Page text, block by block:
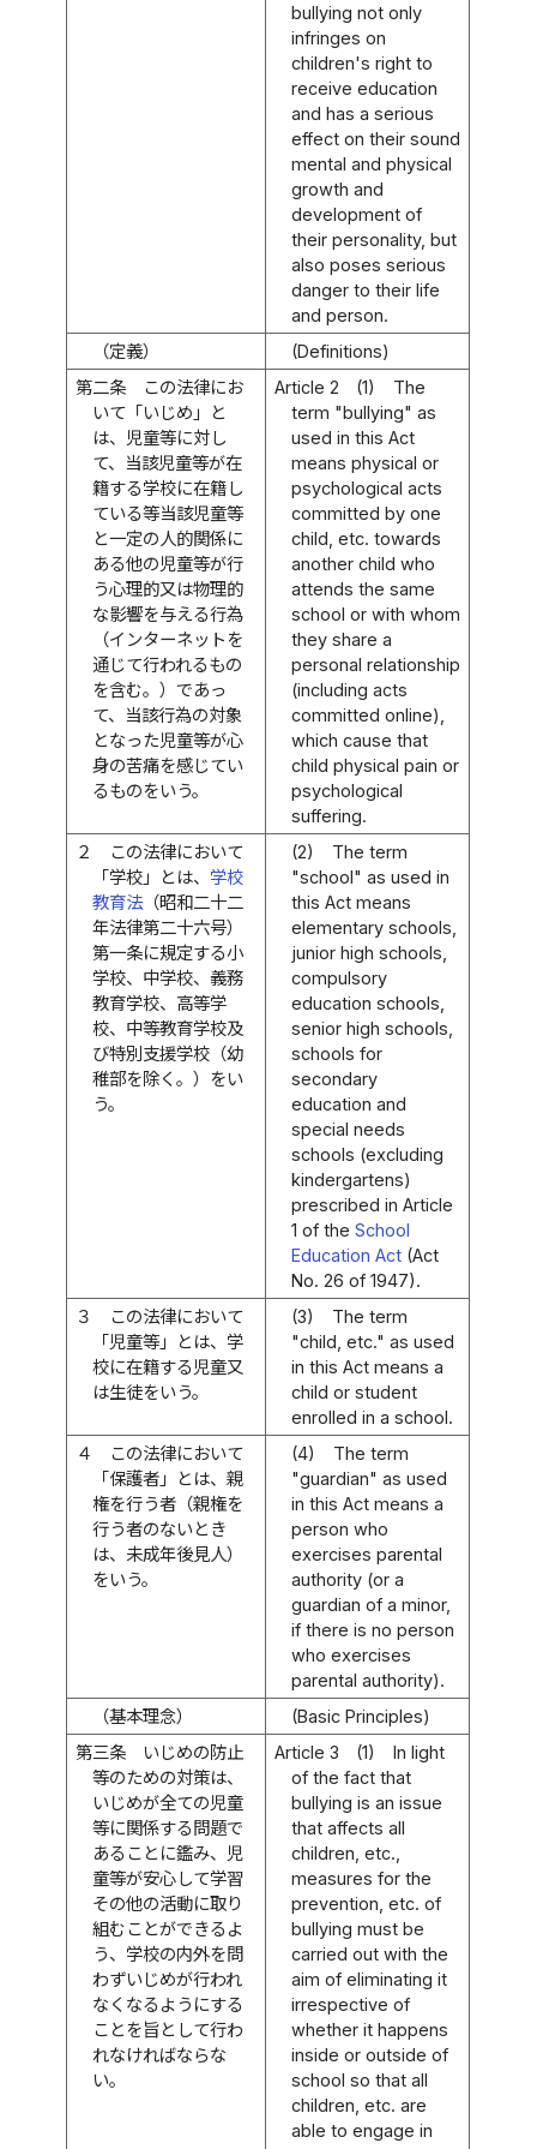
bullying not only
infringes on
children's right to
receive education
and has a serious
effect on their sound
mental and physical
growth and
development of
their personality, but
also poses serious
danger to their life
and person.
（定義）
(Definitions)
第二条
この法律にお
いて「いじめ」と
は、児童等に対し
て、当該児童等が在
籍する学校に在籍し
ている等当該児童等
と一定の人的関係に
ある他の児童等が行
う心理的又は物理的
な影響を与える行為
（インターネットを
通じて行われるもの
を含む。）であっ
て、当該行為の対象
となった児童等が心
身の苦痛を感じてい
るものをいう。
Article 2 (1)
The
term "bullying" as
used in this Act
means physical or
psychological acts
committed by one
child, etc. towards
another child who
attends the same
school or with whom
they share a
personal relationship
(including acts
committed online),
which cause that
child physical pain or
psychological
suffering.
２
この法律において
「学校」とは、 学校
教育法（昭和二十二
年法律第二十六号）
第一条に規定する小
学校、中学校、義務
教育学校、高等学
校、中等教育学校及
び特別支援学校（幼
稚部を除く。）をい
う。
(2)
The term
"school" as used in
this Act means
elementary schools,
junior high schools,
compulsory
education schools,
senior high schools,
schools for
secondary
education and
special needs
schools (excluding
kindergartens)
prescribed in Article
1 of theSchool
Education Act (Act
No. 26 of 1947).
３
この法律において
「児童等」とは、学
校に在籍する児童又
は生徒をいう。
(3)
The term
"child, etc." as used
in this Act means a
child or student
enrolled in a school.
４
この法律において
「保護者」とは、親
権を行う者（親権を
行う者のないとき
は、未成年後見人）
をいう。
(4)
The term
"guardian" as used
in this Act means a
person who
exercises parental
authority (or a
guardian of a minor,
if there is no person
who exercises
parental authority).
（基本理念）
(Basic Principles)
第三条
いじめの防止
等のための対策は、
いじめが全ての児童
等に関係する問題で
あることに鑑み、児
童等が安心して学習
その他の活動に取り
組むことができるよ
う、学校の内外を問
わずいじめが行われ
なくなるようにする
ことを旨として行わ
れなければならな
い。
Article 3 (1)
In light
of the fact that
bullying is an issue
that affects all
children, etc.,
measures for the
prevention, etc. of
bullying must be
carried out with the
aim of eliminating it
irrespective of
whether it happens
inside or outside of
school so that all
children, etc. are
able to engage in